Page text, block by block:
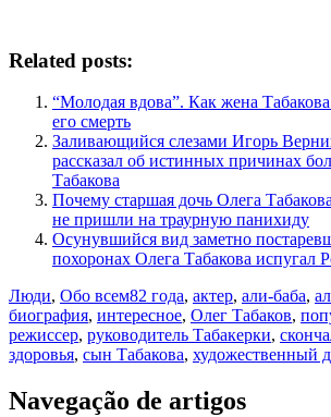
Related posts:
“Молодая вдова”. Как жена Табакова
его смерть
Заливающийся слезами Игорь
рассказал об истинных причинах
Табакова
Почему старшая дочь Олега
не пришли на траурную панихиду
Осунувшийся вид заметно
похоронах Олега Табакова испугал
Люди, Обо всем82 года, актер, али-баба,
биография, интересное, Олег Табаков,
режиссер, руководитель Табакерки,
здоровья, сын Табакова, художественный
Navegação de artigos